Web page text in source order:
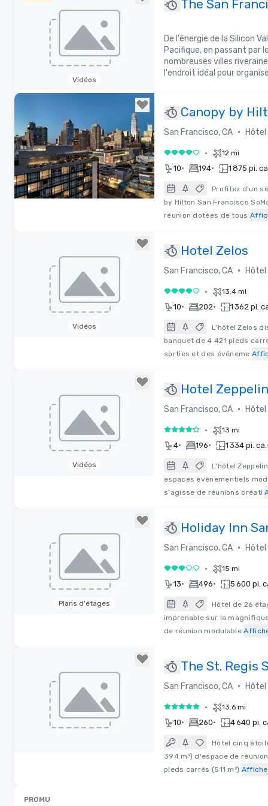
Vidéos
The San
De l'énergie de la Silicon
Pacifique, en passant par
nombreuses villes
l'endroit idéal pour
Canopy by
Francisco
San Francisco, CA • Hôtel
4 sur 5 • 12 mi
10• 194• 1 875 pi.
Profitez d'un
by Hilton San Francisco
réunion dotées de tous
Vidéos
Hotel Zelos
San Francisco, CA • Hôtel
4 sur 5 • 13.4 mi
10• 202• 1 362 pi.
L'hôtel Zelos
banquet de 4 421 pieds
sorties et des événeme
Vidéos
Hotel Zeppelin
San Francisco, CA • Hôtel
4 sur 5 • 13 mi
4• 196• 1 334 pi. ca.
L'hôtel
espaces événementiels
s'agisse de réunions créati
Plans d'étages
Holiday Inn
Golden
San Francisco, CA • Hôtel
3 sur 5 • 15 mi
13• 496• 5 600 pi.
Hôtel de 26
imprenable sur la
de réunion modulable
The St. Regis
Francisco
San Francisco, CA •
5 sur 5 • 13.6 mi
10• 260• 4 640 pi.
Hôtel cinq
394 m²) d'espace de
pieds carrés (511 m²)
PROMU